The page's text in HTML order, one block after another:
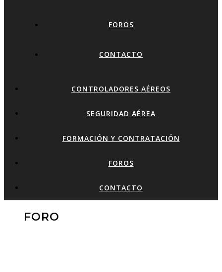
FOROS
CONTACTO
CONTROLADORES AÉREOS
SEGURIDAD AÉREA
FORMACIÓN Y CONTRATACIÓN
FOROS
CONTACTO
FORO